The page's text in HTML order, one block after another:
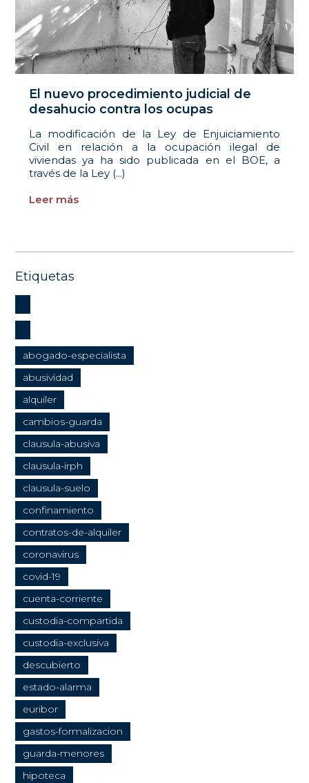
El nuevo procedimiento judicial de
desahucio contra los ocupas
La modificación de la Ley de Enjuiciamiento
Civil en relación a la ocupación ilegal de
viviendas ya ha sido publicada en el BOE, a
través de la Ley (...)
Leer más
Etiquetas
abogado-especialista
abusividad
alquiler
cambios-guarda
clausula-abusiva
clausula-irph
clausula-suelo
confinamiento
contratos-de-alquiler
coronavirus
covid-19
cuenta-corriente
custodia-compartida
custodia-exclusiva
descubierto
estado-alarma
euribor
gastos-formalizacion
guarda-menores
hipoteca